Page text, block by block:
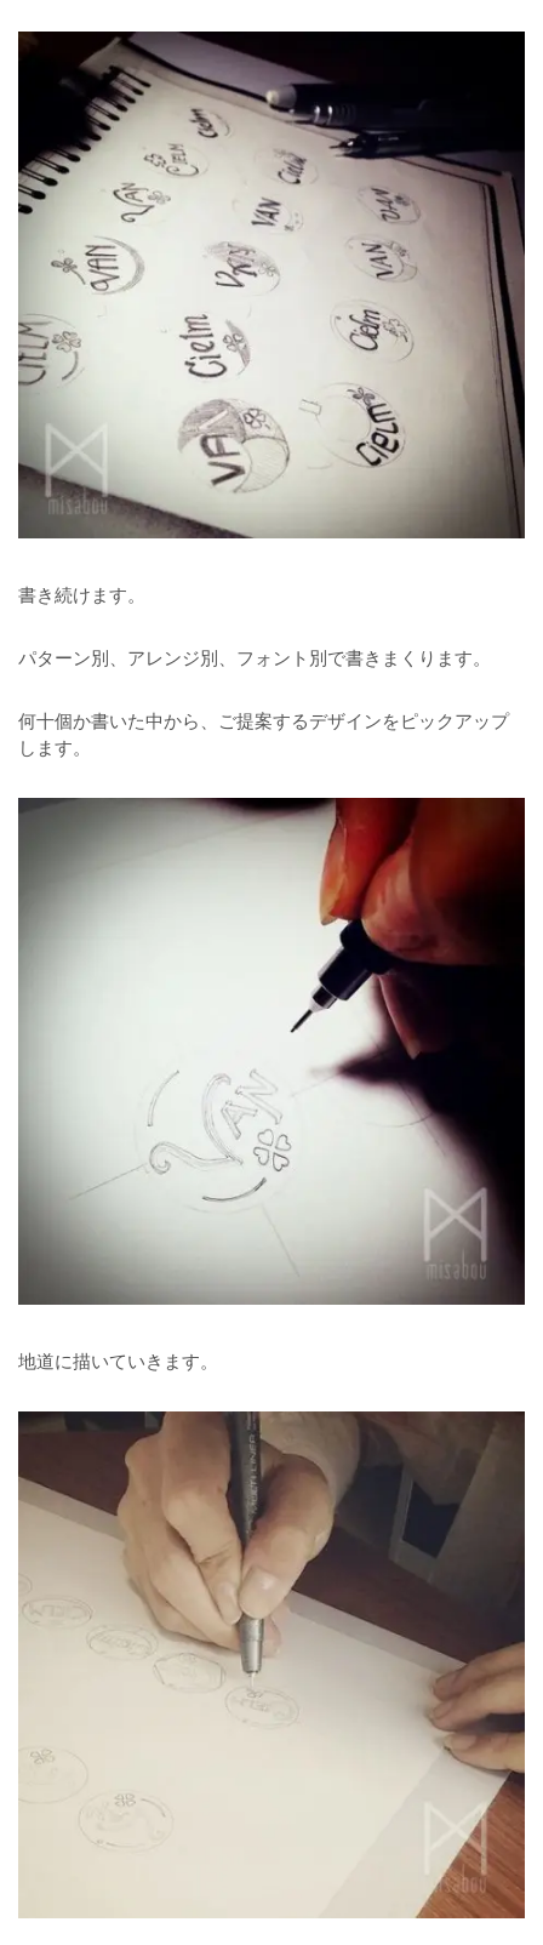
書き続けます。
パターン別、アレンジ別、フォント別で書きまくります。
何十個か書いた中から、ご提案するデザインをピックアップ
します。
地道に描いていきます。